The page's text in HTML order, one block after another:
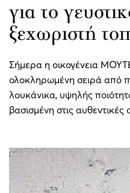
για το
ξεχωριστή
Σήμερα η οικογένεια
ολοκληρωμένη σειρά από
λουκάνικα, υψηλής
βασισμένη στις αυθεντικές